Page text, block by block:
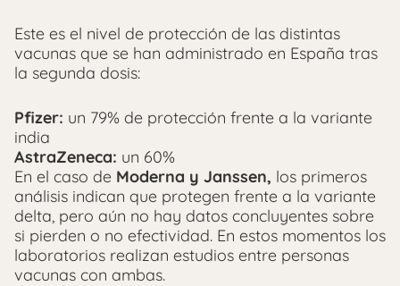
Este es el nivel de protección de las distintas
vacunas que se han administrado en España tras
la segunda dosis:
Pfizer: un 79% de protección frente a la variante
india
AstraZeneca: un 60%
En el caso de Moderna y Janssen, los primeros
análisis indican que protegen frente a la variante
delta, pero aún no hay datos concluyentes sobre
si pierden o no efectividad. En estos momentos los
laboratorios realizan estudios entre personas
vacunas con ambas.